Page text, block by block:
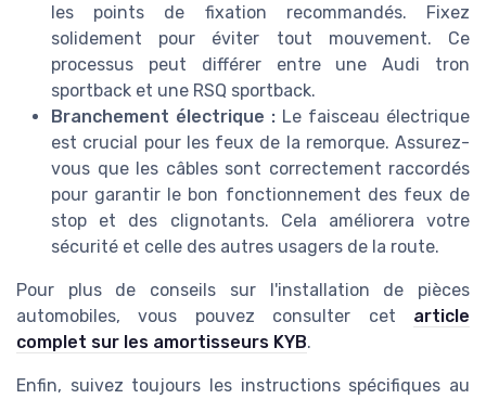
les points de fixation recommandés. Fixez
solidement pour éviter tout mouvement. Ce
processus peut différer entre une Audi tron
sportback et une RSQ sportback.
Branchement électrique : Le faisceau électrique
est crucial pour les feux de la remorque. Assurez-
vous que les câbles sont correctement raccordés
pour garantir le bon fonctionnement des feux de
stop et des clignotants. Cela améliorera votre
sécurité et celle des autres usagers de la route.
Pour plus de conseils sur l'installation de pièces
automobiles, vous pouvez consulter cet article
complet sur les amortisseurs KYB.
Enfin, suivez toujours les instructions spécifiques au